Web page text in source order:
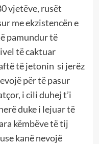
vjetëve, rusët
me ekzistencën e
pamundur të
të caktuar
të jetonin si jerëz
për të pasur
i cili duhej t’i
duke i lejuar të
këmbëve të tij
kanë nevojë